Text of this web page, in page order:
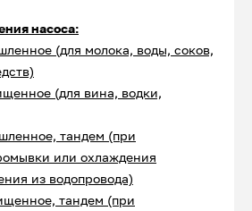
насоса:
(для молока, воды, соков,
(для вина, водки,
тандем (при
или охлаждения
из водопровода)
тандем (при